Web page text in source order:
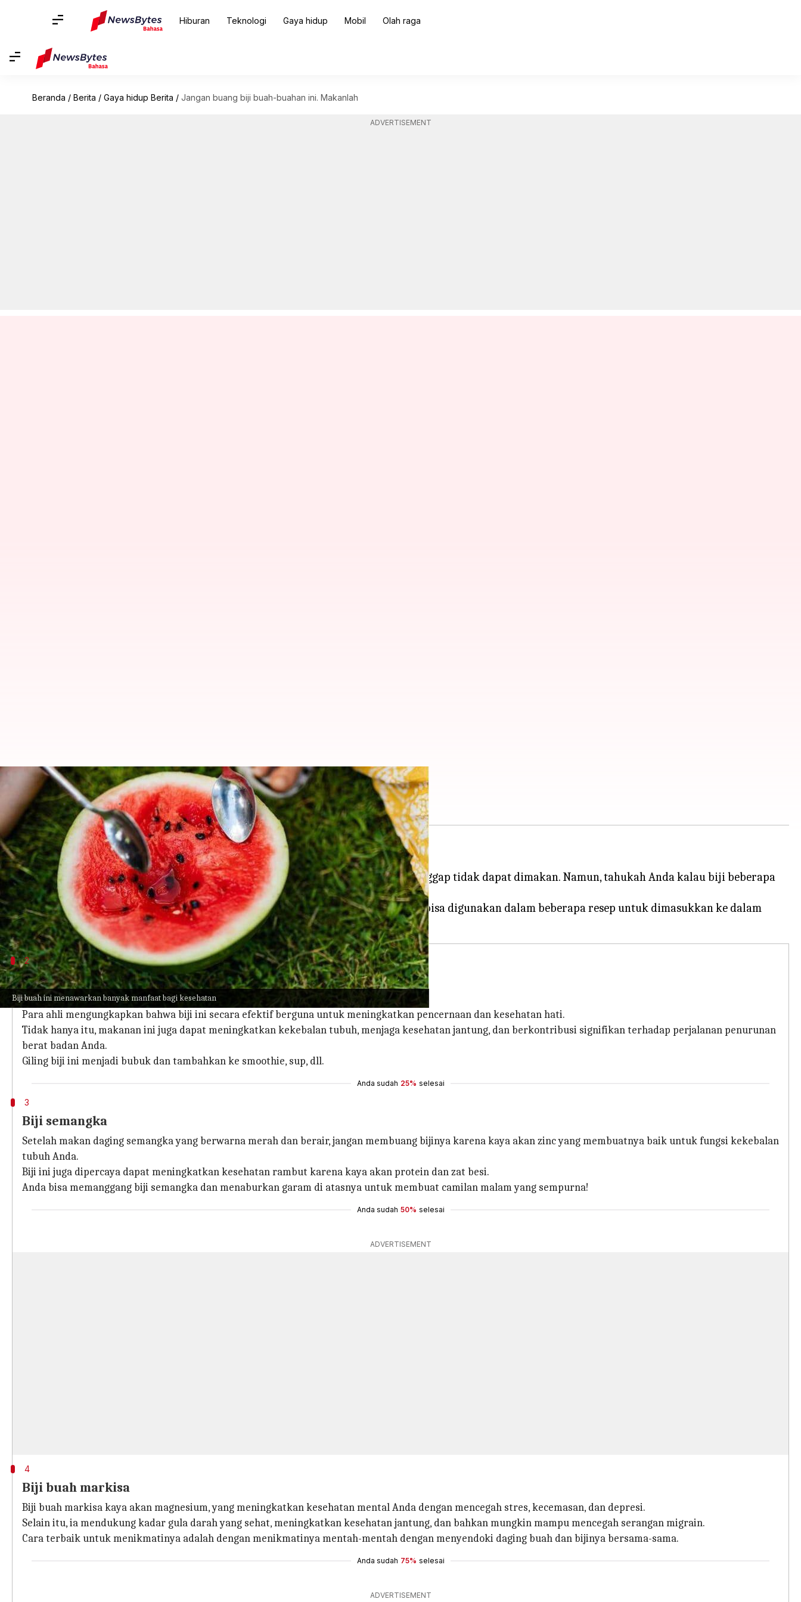
Hiburan Teknologi Gaya hidup Mobil Olah raga
Beranda / Berita / Gaya hidup Berita / Jangan buang biji buah-buahan ini. Makanlah
ADVERTISEMENT
Biji buah ini menawarkan banyak manfaat bagi kesehatan
Jangan buang biji buah-buahan ini. Makanlah
menulis Nov 22, 2023 12:34 pm
Apa ceritanya
Anda tidak "menyemai" kedatangan ini!
Kebanyakan dari kita memakan buah-buahan dan membuang bijinya karena dianggap tidak dapat dimakan. Namun, tahukah Anda kalau biji beberapa
buah-buahan kaya akan nutrisi dan bisa dimakan?
Nah, berikut beberapa buah umum yang mengandung biji yang bisa dimakan dan bisa digunakan dalam beberapa resep untuk dimasukkan ke dalam
2
Biji pepaya
Biji pepaya yang kecil dan berwarna hitam meski sedikit pahit, namun berkhasiat.
Para ahli mengungkapkan bahwa biji ini secara efektif berguna untuk meningkatkan pencernaan dan kesehatan hati.
Tidak hanya itu, makanan ini juga dapat meningkatkan kekebalan tubuh, menjaga kesehatan jantung, dan berkontribusi signifikan terhadap perjalanan penurunan
berat badan Anda.
Giling biji ini menjadi bubuk dan tambahkan ke smoothie, sup, dll.
Anda sudah 25% selesai
3
Biji semangka
Setelah makan daging semangka yang berwarna merah dan berair, jangan membuang bijinya karena kaya akan zinc yang membuatnya baik untuk fungsi kekebalan
tubuh Anda.
Biji ini juga dipercaya dapat meningkatkan kesehatan rambut karena kaya akan protein dan zat besi.
Anda bisa memanggang biji semangka dan menaburkan garam di atasnya untuk membuat camilan malam yang sempurna!
Anda sudah 50% selesai
ADVERTISEMENT
4
Biji buah markisa
Biji buah markisa kaya akan magnesium, yang meningkatkan kesehatan mental Anda dengan mencegah stres, kecemasan, dan depresi.
Selain itu, ia mendukung kadar gula darah yang sehat, meningkatkan kesehatan jantung, dan bahkan mungkin mampu mencegah serangan migrain.
Cara terbaik untuk menikmatinya adalah dengan menikmatinya mentah-mentah dengan menyendoki daging buah dan bijinya bersama-sama.
Anda sudah 75% selesai
ADVERTISEMENT